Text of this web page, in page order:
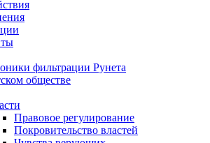
фильтрации Рунета
обществе
Правовое регулирование
Покровительство властей